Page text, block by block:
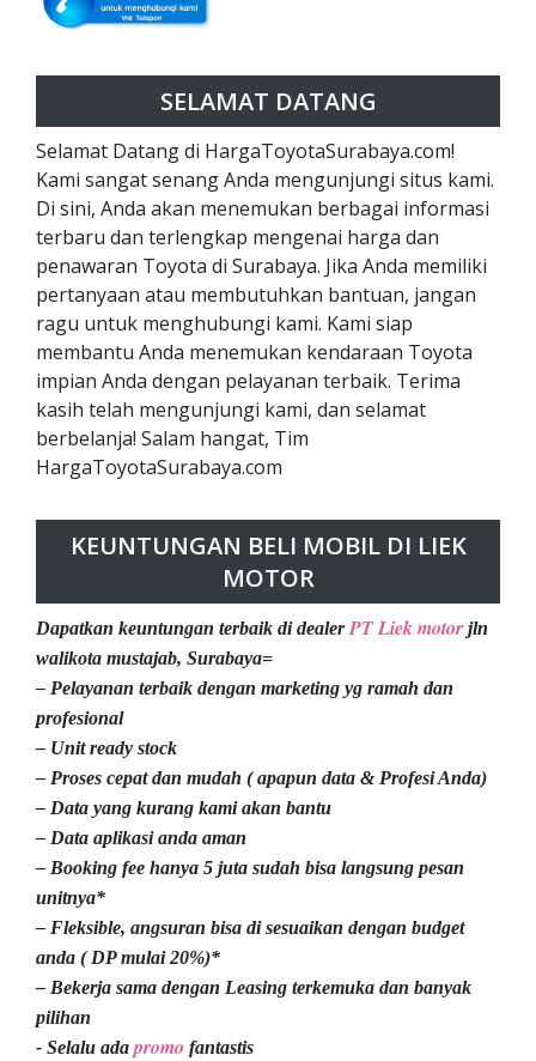
SELAMAT DATANG
Selamat Datang di HargaToyotaSurabaya.com!
Kami sangat senang Anda mengunjungi situs kami.
Di sini, Anda akan menemukan berbagai informasi
terbaru dan terlengkap mengenai harga dan
penawaran Toyota di Surabaya. Jika Anda memiliki
pertanyaan atau membutuhkan bantuan, jangan
ragu untuk menghubungi kami. Kami siap
membantu Anda menemukan kendaraan Toyota
impian Anda dengan pelayanan terbaik. Terima
kasih telah mengunjungi kami, dan selamat
berbelanja! Salam hangat, Tim
HargaToyotaSurabaya.com
KEUNTUNGAN BELI MOBIL DI LIEK
MOTOR
Dapatkan keuntungan terbaik di dealerPT Liek motor jln
walikota mustajab, Surabaya=
– Pelayanan terbaik dengan marketing yg ramah dan
profesional
– Unit ready stock
– Proses cepat dan mudah ( apapun data & Profesi Anda)
– Data yang kurang kami akan bantu
– Data aplikasi anda aman
– Booking fee hanya 5 juta sudah bisa langsung pesan
unitnya*
– Fleksible, angsuran bisa di sesuaikan dengan budget
anda ( DP mulai 20%)*
– Bekerja sama dengan Leasing terkemuka dan banyak
pilihan
- Selalu ada promo fantastis